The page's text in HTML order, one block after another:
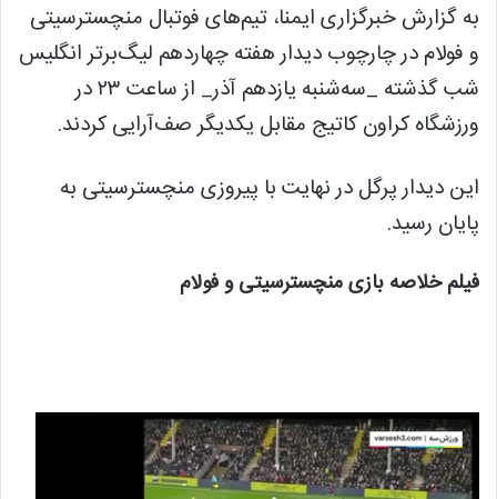
به گزارش خبرگزاری ایمنا، تیم‌های فوتبال منچسترسیتی
و فولام در چارچوب دیدار هفته چهاردهم لیگ‌برتر انگلیس
شب گذشته _سه‌شنبه یازدهم آذر_ از ساعت ۲۳ در
ورزشگاه کراون کاتیج مقابل یکدیگر صف‌آرایی کردند.
این دیدار پرگل در نهایت با پیروزی منچسترسیتی به
پایان رسید.
فیلم خلاصه بازی منچسترسیتی و فولام